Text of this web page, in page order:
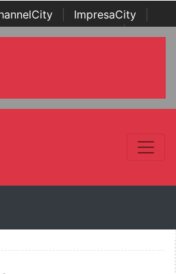
ImpresaCity
Channel Awards | Italian